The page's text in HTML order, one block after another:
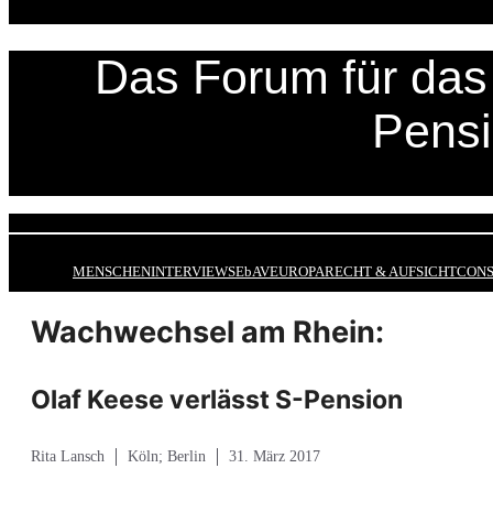
Das Forum für
MENSCHENINTERVIEWSEbAVEUROPARECHT & AUFSICHT
Wachwechsel am Rhein:
Olaf Keese verlässt S-Pension
Rita Lansch Köln; Berlin 31. März 2017